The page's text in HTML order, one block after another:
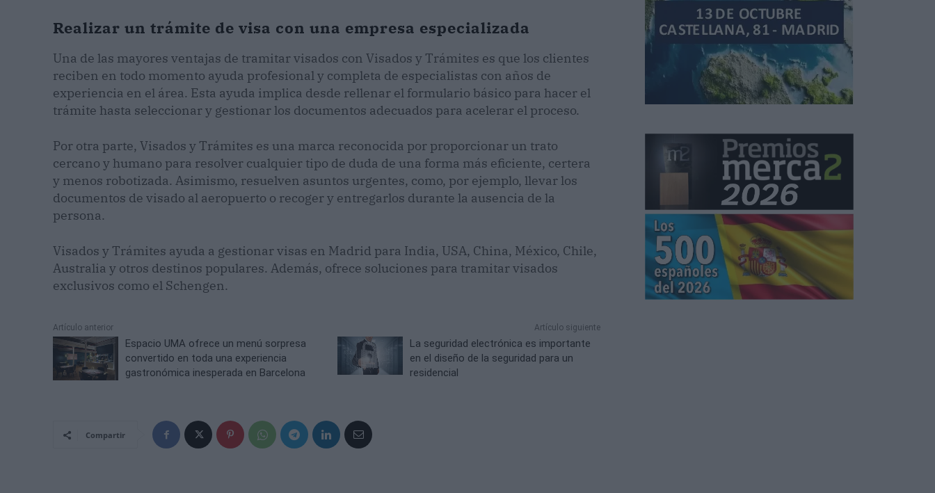
Realizar un trámite de visa con una empresa especializada
Una de las mayores ventajas de tramitar visados con Visados y Trámites es que los clientes
reciben en todo momento ayuda profesional y completa de especialistas con años de
experiencia en el área. Esta ayuda implica desde rellenar el formulario básico para hacer el
trámite hasta seleccionar y gestionar los documentos adecuados para acelerar el proceso.
Por otra parte, Visados y Trámites es una marca reconocida por proporcionar un trato
cercano y humano para resolver cualquier tipo de duda de una forma más eficiente, certera
y menos robotizada. Asimismo, resuelven asuntos urgentes, como, por ejemplo, llevar los
documentos de visado al aeropuerto o recoger y entregarlos durante la ausencia de la
persona.
Visados y Trámites ayuda a gestionar visas en Madrid para India, USA, China, México, Chile,
Australia y otros destinos populares. Además, ofrece soluciones para tramitar visados
exclusivos como el Schengen.
Artículo anterior
Espacio UMA ofrece un menú sorpresa
convertido en toda una experiencia
gastronómica inesperada en Barcelona
Artículo siguiente
La seguridad electrónica es importante
en el diseño de la seguridad para un
residencial
Compartir